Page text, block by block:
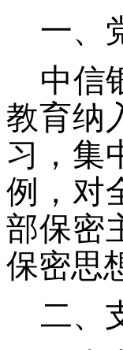
一、
中信
教育纳
习，集
例，对
部保密
保密思
二、